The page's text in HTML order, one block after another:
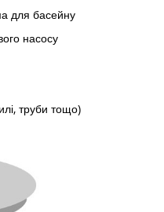
для басейну
насосу
труби тощо)